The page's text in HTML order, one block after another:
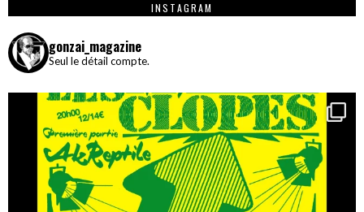
INSTAGRAM
gonzai_magazine
Seul le détail compte.